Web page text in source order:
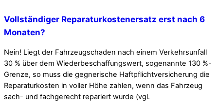
Vollständiger Reparaturkostenersatz erst nach 6
Monaten?
Nein! Liegt der Fahrzeugschaden nach einem Verkehrsunfall
30 % über dem Wiederbeschaffungswert, sogenannte 130 %-
Grenze, so muss die gegnerische Haftpflichtversicherung die
Reparaturkosten in voller Höhe zahlen, wenn das Fahrzeug
sach- und fachgerecht repariert wurde (vgl.